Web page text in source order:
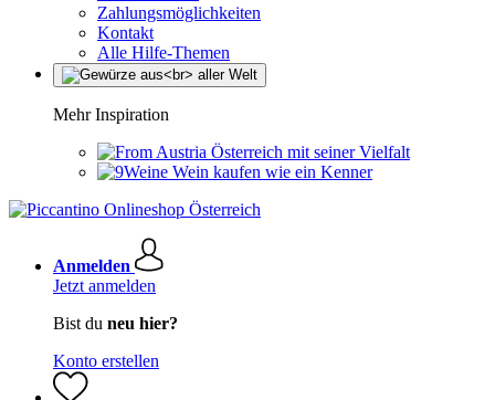
Zahlungsmöglichkeiten
Kontakt
Alle Hilfe-Themen
Mehr Inspiration
Österreich mit seiner Vielfalt
Wein kaufen wie ein Kenner
Anmelden
Jetzt anmelden
Bist du neu hier?
Konto erstellen